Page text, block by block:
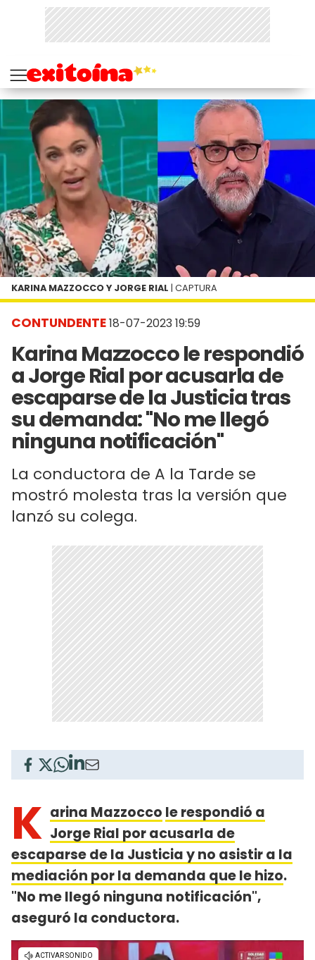
CONTUNDENTE18-07-2023 19:59
Karina Mazzocco le respondió
a Jorge Rial por acusarla de
escaparse de la Justicia tras
su demanda: "No me llegó
ninguna notificación"
La conductora de A la Tarde se
mostró molesta tras la versión que
lanzó su colega.
KARINA MAZZOCCO Y JORGE RIAL | CAPTURA
K arina Mazzocco le respondió a
Jorge Rial por acusarla de
escaparse de la Justicia y no asistir a la
mediación por la demanda que le hizo.
"No me llegó ninguna notificación",
aseguró la conductora.